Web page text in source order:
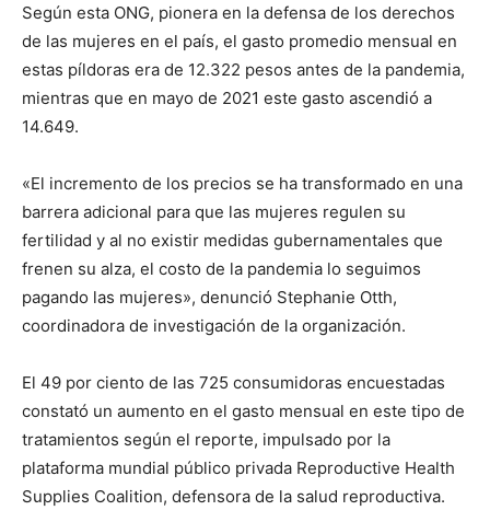
Según esta ONG, pionera en la defensa de los derechos
de las mujeres en el país, el gasto promedio mensual en
estas píldoras era de 12.322 pesos antes de la pandemia,
mientras que en mayo de 2021 este gasto ascendió a
14.649.
«El incremento de los precios se ha transformado en una
barrera adicional para que las mujeres regulen su
fertilidad y al no existir medidas gubernamentales que
frenen su alza, el costo de la pandemia lo seguimos
pagando las mujeres», denunció Stephanie Otth,
coordinadora de investigación de la organización.
El 49 por ciento de las 725 consumidoras encuestadas
constató un aumento en el gasto mensual en este tipo de
tratamientos según el reporte, impulsado por la
plataforma mundial público privada Reproductive Health
Supplies Coalition, defensora de la salud reproductiva.